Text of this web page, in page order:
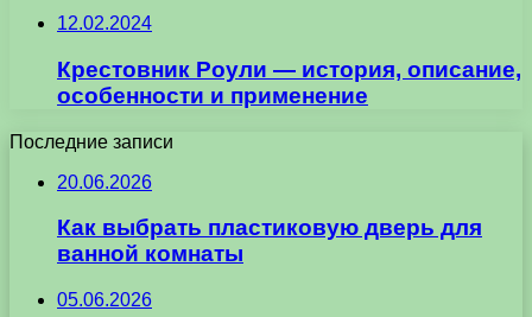
12.02.2024
Крестовник Роули — история, описание,
особенности и применение
Последние записи
20.06.2026
Как выбрать пластиковую дверь для
ванной комнаты
05.06.2026